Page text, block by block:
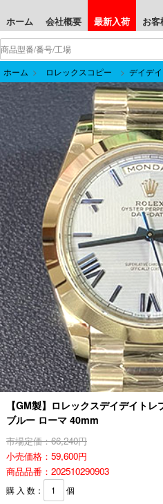
ホーム 会社概要 最新入荷 お客
ホーム > ロレックスコピー > デイデ
【GM製】ロレックスデイデイト
ブルー ローマ 40mm
市場定価：66,240円
小売価格：59,600円
商品品番：202510290903
購 入 数： 個